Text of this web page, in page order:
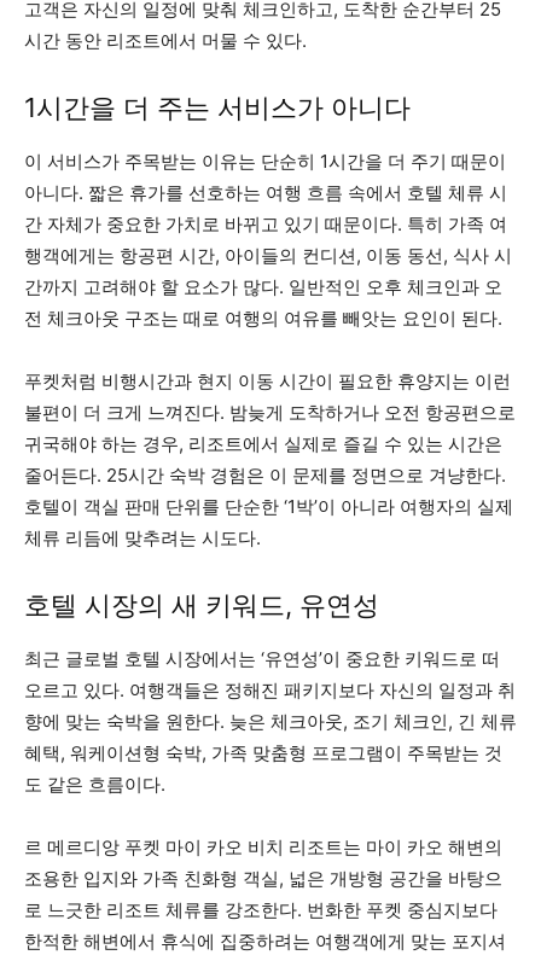
고객은 자신의 일정에 맞춰 체크인하고, 도착한 순간부터 25
시간 동안 리조트에서 머물 수 있다.
1시간을 더 주는 서비스가 아니다
이 서비스가 주목받는 이유는 단순히 1시간을 더 주기 때문이
아니다. 짧은 휴가를 선호하는 여행 흐름 속에서 호텔 체류 시
간 자체가 중요한 가치로 바뀌고 있기 때문이다. 특히 가족 여
행객에게는 항공편 시간, 아이들의 컨디션, 이동 동선, 식사 시
간까지 고려해야 할 요소가 많다. 일반적인 오후 체크인과 오
전 체크아웃 구조는 때로 여행의 여유를 빼앗는 요인이 된다.
푸켓처럼 비행시간과 현지 이동 시간이 필요한 휴양지는 이런
불편이 더 크게 느껴진다. 밤늦게 도착하거나 오전 항공편으로
귀국해야 하는 경우, 리조트에서 실제로 즐길 수 있는 시간은
줄어든다. 25시간 숙박 경험은 이 문제를 정면으로 겨냥한다.
호텔이 객실 판매 단위를 단순한 ‘1박’이 아니라 여행자의 실제
체류 리듬에 맞추려는 시도다.
호텔 시장의 새 키워드, 유연성
최근 글로벌 호텔 시장에서는 ‘유연성’이 중요한 키워드로 떠
오르고 있다. 여행객들은 정해진 패키지보다 자신의 일정과 취
향에 맞는 숙박을 원한다. 늦은 체크아웃, 조기 체크인, 긴 체류
혜택, 워케이션형 숙박, 가족 맞춤형 프로그램이 주목받는 것
도 같은 흐름이다.
르 메르디앙 푸켓 마이 카오 비치 리조트는 마이 카오 해변의
조용한 입지와 가족 친화형 객실, 넓은 개방형 공간을 바탕으
로 느긋한 리조트 체류를 강조한다. 번화한 푸켓 중심지보다
한적한 해변에서 휴식에 집중하려는 여행객에게 맞는 포지셔